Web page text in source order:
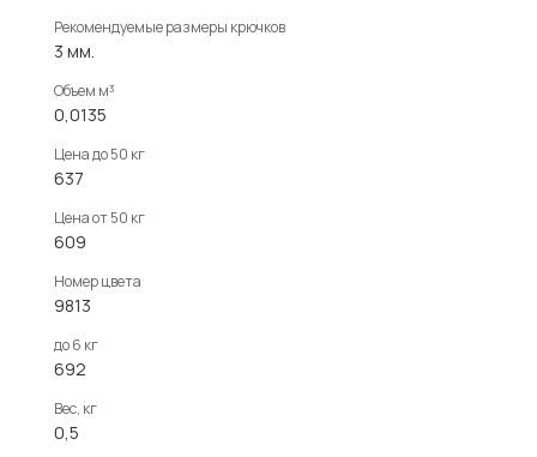
Рекомендуемые размеры крючков
3 мм.
Объем м³
0,0135
Цена до 50 кг
637
Цена от 50 кг
609
Номер цвета
9813
до 6 кг
692
Вес, кг
0,5